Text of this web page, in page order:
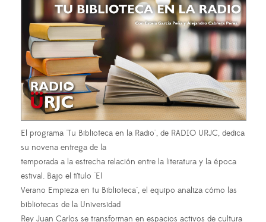
El programa "Tu Biblioteca en la Radio", de RADIO URJC, dedica
su novena entrega de la
temporada a la estrecha relación entre la literatura y la época
estival. Bajo el título "El
Verano Empieza en tu Biblioteca", el equipo analiza cómo las
bibliotecas de la Universidad
Rey Juan Carlos se transforman en espacios activos de cultura